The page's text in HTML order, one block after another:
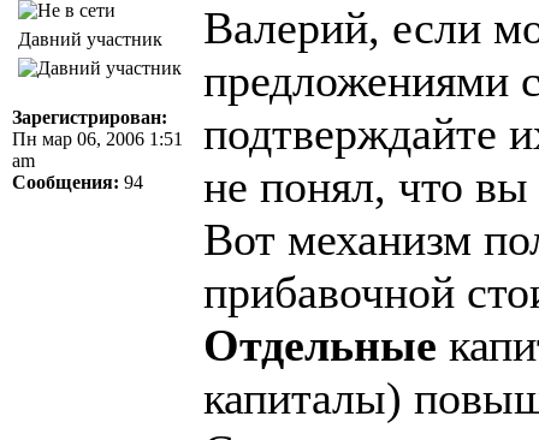
Давний участник
Зарегистрирован:
Пн мар 06, 2006 1:51
am
Сообщения: 94
Валерий, если
предложениями
подтверждайте
не понял, что вы
Вот механизм
прибавочной
Отдельные
капиталы)